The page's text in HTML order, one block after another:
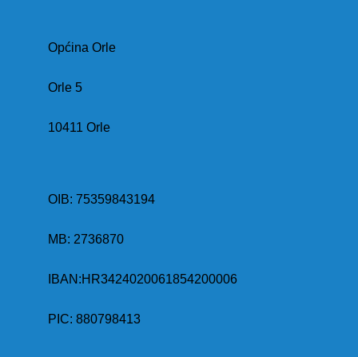
Općina Orle
Orle 5
10411 Orle
OIB: 75359843194
MB: 2736870
IBAN:HR3424020061854200006
PIC: 880798413